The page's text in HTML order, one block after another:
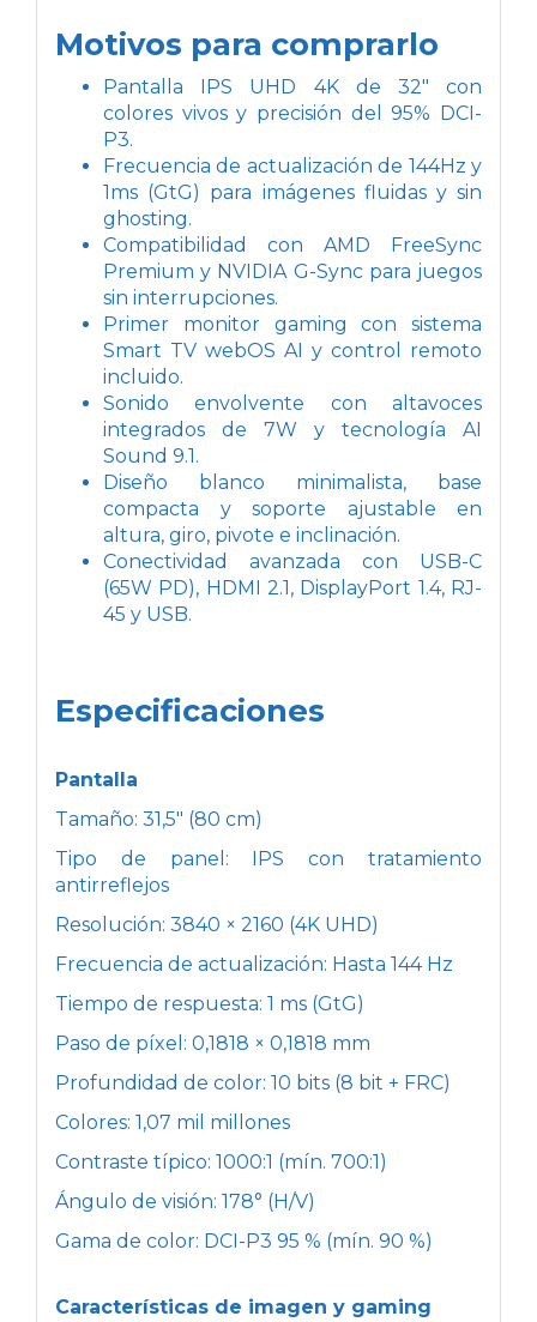
Motivos para comprarlo
Pantalla IPS UHD 4K de 32" con
colores vivos y precisión del 95% DCI-
P3.
Frecuencia de actualización de 144Hz y
1ms (GtG) para imágenes fluidas y sin
ghosting.
Compatibilidad con AMD FreeSync
Premium y NVIDIA G-Sync para juegos
sin interrupciones.
Primer monitor gaming con sistema
Smart TV webOS AI y control remoto
incluido.
Sonido envolvente con altavoces
integrados de 7W y tecnología AI
Sound 9.1.
Diseño blanco minimalista, base
compacta y soporte ajustable en
altura, giro, pivote e inclinación.
Conectividad avanzada con USB-C
(65W PD), HDMI 2.1, DisplayPort 1.4, RJ-
45 y USB.
Especificaciones
Pantalla
Tamaño: 31,5" (80 cm)
Tipo de panel: IPS con tratamiento
antirreflejos
Resolución: 3840 × 2160 (4K UHD)
Frecuencia de actualización: Hasta 144 Hz
Tiempo de respuesta: 1 ms (GtG)
Paso de píxel: 0,1818 × 0,1818 mm
Profundidad de color: 10 bits (8 bit + FRC)
Colores: 1,07 mil millones
Contraste típico: 1000:1 (mín. 700:1)
Ángulo de visión: 178° (H/V)
Gama de color: DCI-P3 95 % (mín. 90 %)
Características de imagen y gaming